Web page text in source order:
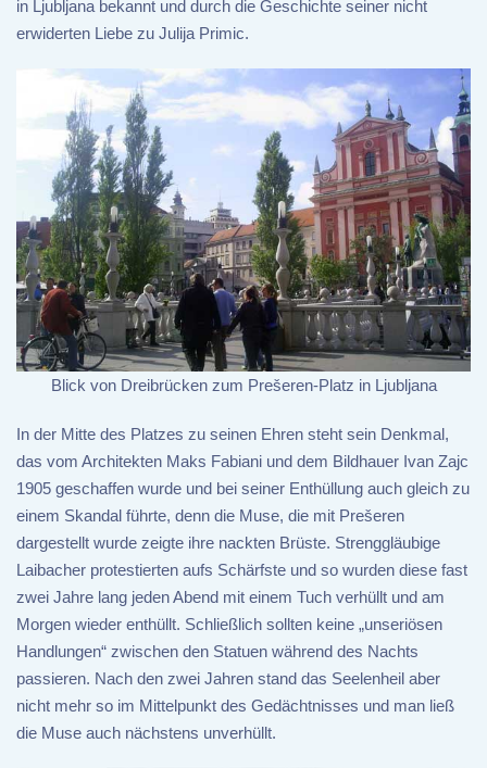
in Ljubljana bekannt und durch die Geschichte seiner nicht
erwiderten Liebe zu Julija Primic.
Blick von Dreibrücken zum Prešeren-Platz in Ljubljana
In der Mitte des Platzes zu seinen Ehren steht sein Denkmal,
das vom Architekten Maks Fabiani und dem Bildhauer Ivan Zajc
1905 geschaffen wurde und bei seiner Enthüllung auch gleich zu
einem Skandal führte, denn die Muse, die mit Prešeren
dargestellt wurde zeigte ihre nackten Brüste. Strenggläubige
Laibacher protestierten aufs Schärfste und so wurden diese fast
zwei Jahre lang jeden Abend mit einem Tuch verhüllt und am
Morgen wieder enthüllt. Schließlich sollten keine „unseriösen
Handlungen“ zwischen den Statuen während des Nachts
passieren. Nach den zwei Jahren stand das Seelenheil aber
nicht mehr so im Mittelpunkt des Gedächtnisses und man ließ
die Muse auch nächstens unverhüllt.